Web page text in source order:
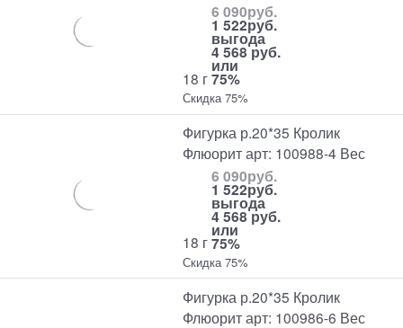
18 г
6 090руб.
1 522руб.
выгода
4 568 руб.
или
75%
Скидка 75%
Фигурка р.20*35 Кролик
Флюорит арт: 100988-4 Вес
18 г
6 090руб.
1 522руб.
выгода
4 568 руб.
или
75%
Скидка 75%
Фигурка р.20*35 Кролик
Флюорит арт: 100986-6 Вес